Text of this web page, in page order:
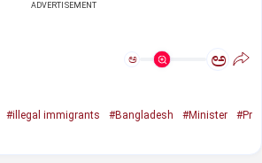
ADVERTISEMENT
ಅ ಅ
#illegal immigrants #Bangladesh #Minister
#Pr